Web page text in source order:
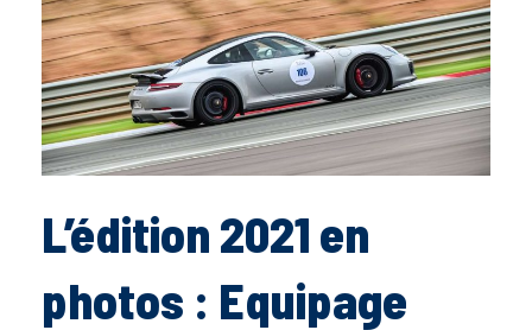
L’édition 2021 en
photos : Equipage